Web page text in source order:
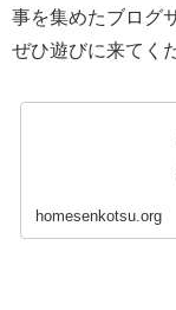
事を集めたブログ
ぜひ遊びに来てく
homesenkotsu.org